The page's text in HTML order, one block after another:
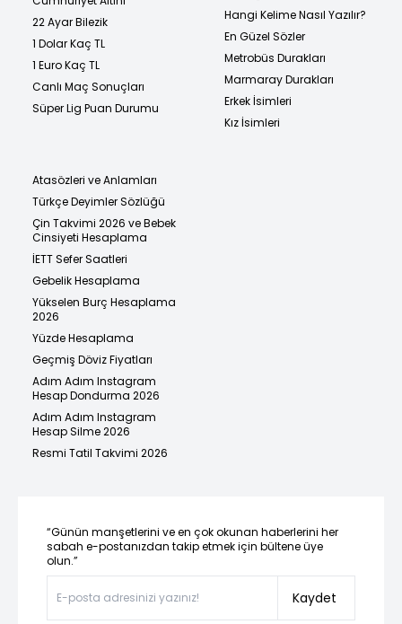
22 Ayar Bilezik
1 Dolar Kaç TL
1 Euro Kaç TL
Canlı Maç Sonuçları
Süper Lig Puan Durumu
Hangi Kelime Nasıl Yazılır?
En Güzel Sözler
Metrobüs Durakları
Marmaray Durakları
Erkek İsimleri
Kız İsimleri
Atasözleri ve Anlamları
Türkçe Deyimler Sözlüğü
Çin Takvimi 2026 ve Bebek
Cinsiyeti Hesaplama
İETT Sefer Saatleri
Gebelik Hesaplama
Yükselen Burç Hesaplama
2026
Yüzde Hesaplama
Geçmiş Döviz Fiyatları
Adım Adım Instagram
Hesap Dondurma 2026
Adım Adım Instagram
Hesap Silme 2026
Resmi Tatil Takvimi 2026
“Günün manşetlerini ve en çok okunan haberlerini her
sabah e-postanızdan takip etmek için bültene üye
olun.”
Kaydet